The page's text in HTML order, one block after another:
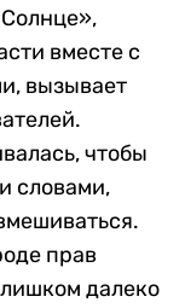
вместе с
вызывает
чтобы
словами,
прав
далеко